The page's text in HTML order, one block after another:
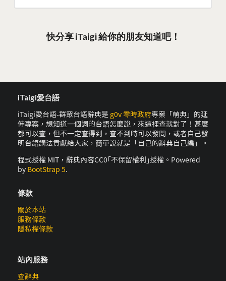
快分享 iTaigi 給你的朋友知道吧！
iTaigi愛台語
iTaigi愛台語-群眾台語辭典是 g0v 零時政府專案「萌典」的延
伸專案，想知道一個詞的台語怎麼說，來這裡查就對了！甚麼
都可以查，但不一定查得到，查不到時可以發問，或者自己發
明台語講法貢獻給大家，簡單說就是「自己的辭典自己編」。
程式授權 MIT，辭典內容CC0｢不保留權利｣授權。Powered
by BootStrap 5.
條款
關於本站
服務條款
隱私權條款
站內服務
查辭典